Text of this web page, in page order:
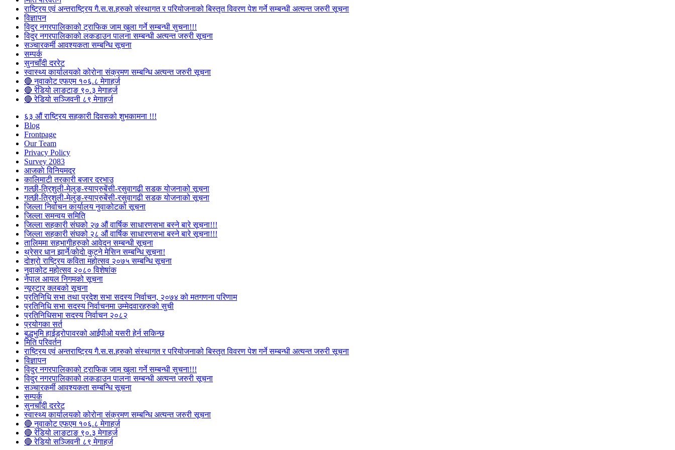
राष्ट्रिय एवं अन्तराष्ट्रिय गै.स.स.हरुको संस्थागत र परियोजनाको बिस्तृत विवरण पेश गर्ने सम्बन्धी अत्यन्त जरुरी सूचना
विज्ञापन
विदुर नगरपालिकाको ट्राफिक जाम खुला गर्ने सम्बन्धी सुचना!!!
विदुर नगरपालिकाको लकडाउन पालना सम्बन्धी अत्यन्त जरुरी सूचना
सञ्चारकर्मी आवश्यकता सम्बन्धि सूचना
सम्पर्क
सुनचाँदी दररेट
स्वास्थ्य कार्यालयको कोरोना संक्रमण सम्बन्धि अत्यन्त जरुरी सूचना
🔴 नुवाकोट एफएम १०६.८ मेगाहर्ज
🔴 रेडियो लाङटाङ ९०.३ मेगाहर्ज
🔴 रेडियो सञ्जिवनी ८९ मेगाहर्ज
६३ औं राष्ट्रिय सहकारी दिवसको शुभकामना !!!
Blog
Frontpage
Our Team
Privacy Policy
Survey 2083
आजकाे विनियमदर
कालिमाटी तरकारी बजार दरभाउ
गल्छी-त्रिशुली-मेलुङ-स्याप्रुबेंसी-रसुवागढी सडक योजनाको सूचना
गल्छी-त्रिशुली-मेलुङ-स्याप्रुबेंसी-रसुवागढी सडक योजनाको सूचना
जिल्ला निर्वाचन कार्यालय नुवाकोटको सूचना
जिल्ला समन्वय समिति
जिल्ला सहकारी संघको २७ औं वार्षिक साधारणसभा बस्ने बारे सूचना!!!
जिल्ला सहकारी संघको २८ औं वार्षिक साधारणसभा बस्ने बारे सूचना!!!
तालिममा सहभागीहरुको आवेदन सम्बन्धी सूचना
थ्रेसर धान झार्ने/काेदाे कुट्ने मेसिन सम्बन्धि सूचना!
दोश्रो राष्ट्रिय कविता महोत्सव २०७५ सम्बन्धि सूचना
नुवाकोट महोत्सव २०८० विशेषांक
नेपाल आयल निगमको सूचना
न्यूस्टार क्लबको सूचना
प्रतिनिधि सभा तथा प्रदेश सभा सदस्य निर्वाचन, २०७४ को मतगणना परिणाम
प्रतिनिधि सभा सदस्य निर्वाचनमा उम्मेदवारहरुको सुची
प्रतिनिधिसभा सदस्य निर्वाचन २०८२
प्रयोगका सर्त
बुद्धभुमि हाईड्रोपावरको आईपीओ यसरी हेर्न सकिन्छ
मिति परिवर्तन
राष्ट्रिय एवं अन्तराष्ट्रिय गै.स.स.हरुको संस्थागत र परियोजनाको बिस्तृत विवरण पेश गर्ने सम्बन्धी अत्यन्त जरुरी सूचना
विज्ञापन
विदुर नगरपालिकाको ट्राफिक जाम खुला गर्ने सम्बन्धी सुचना!!!
विदुर नगरपालिकाको लकडाउन पालना सम्बन्धी अत्यन्त जरुरी सूचना
सञ्चारकर्मी आवश्यकता सम्बन्धि सूचना
सम्पर्क
सुनचाँदी दररेट
स्वास्थ्य कार्यालयको कोरोना संक्रमण सम्बन्धि अत्यन्त जरुरी सूचना
🔴 नुवाकोट एफएम १०६.८ मेगाहर्ज
🔴 रेडियो लाङटाङ ९०.३ मेगाहर्ज
🔴 रेडियो सञ्जिवनी ८९ मेगाहर्ज